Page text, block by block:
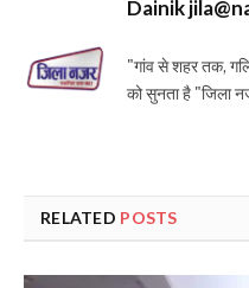
"गांव से शहर तक,
को सुनता है "जिला
RELATED POSTS